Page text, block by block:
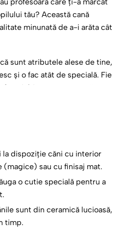
tău? Această cană
minunată de a-i arăta cât
sunt atributele alese de tine,
și o fac atât de specială. Fie
iubitoare ca o mamă,
cu fiecare suflet, bună și
sunt elegant ilustrate
ale unei flori,
pe care o oferă elevilor săi.
savura cafeaua sau ceaiul din
de tine și de impactul pozitiv
mult decât o simplă cană; este
o îmbrățișare caldă și o
la dispoziție căni cu interior
sau cu finisaj mat.
o cutie specială pentru a
sunt din ceramică lucioasă,
timp.